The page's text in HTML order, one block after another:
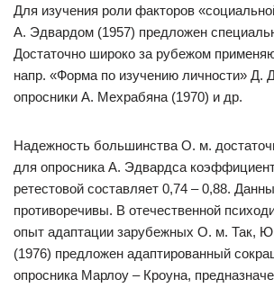
Для изучения роли факторов
А. Эдвардом (1957) предложен
Достаточно широко за рубежом
напр. «Форма по изучению личности» Д.
опросники А. Мехрабяна (1970) и др.
Надежность большинства О. м.
для опросника А. Эдвардса
ретестовой составляет 0,74 – 0,88.
противоречивы. В отечественной
опыт адаптации зарубежных О. м. Так,
(1976) предложен адаптированный
опросника Марлоу – Кроуна,